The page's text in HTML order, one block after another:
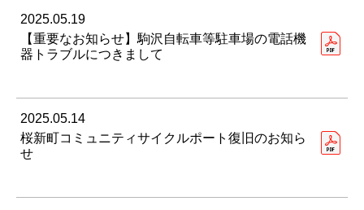
2025.05.19
【重要なお知らせ】駒沢自転車等駐車場の電話機
器トラブルにつきまして
2025.05.14
桜新町コミュニティサイクルポート復旧のお知ら
せ